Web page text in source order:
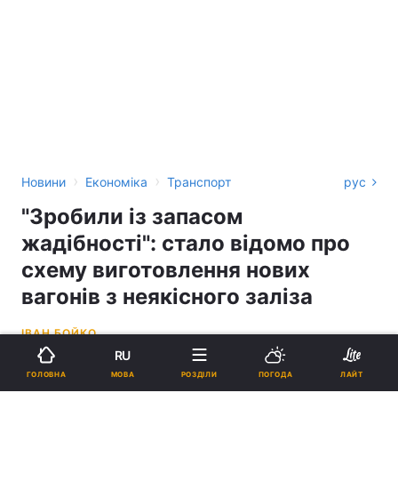
Новини › Економіка › Транспорт рус
"Зробили із запасом
жадібності": стало відомо про
схему виготовлення нових
вагонів з неякісного заліза
ІВАН БОЙКО
15:43, 08.05.26
ГОЛОВНА
RU
МОВА РОЗДІЛИ ПОГОДА ЛАЙТ